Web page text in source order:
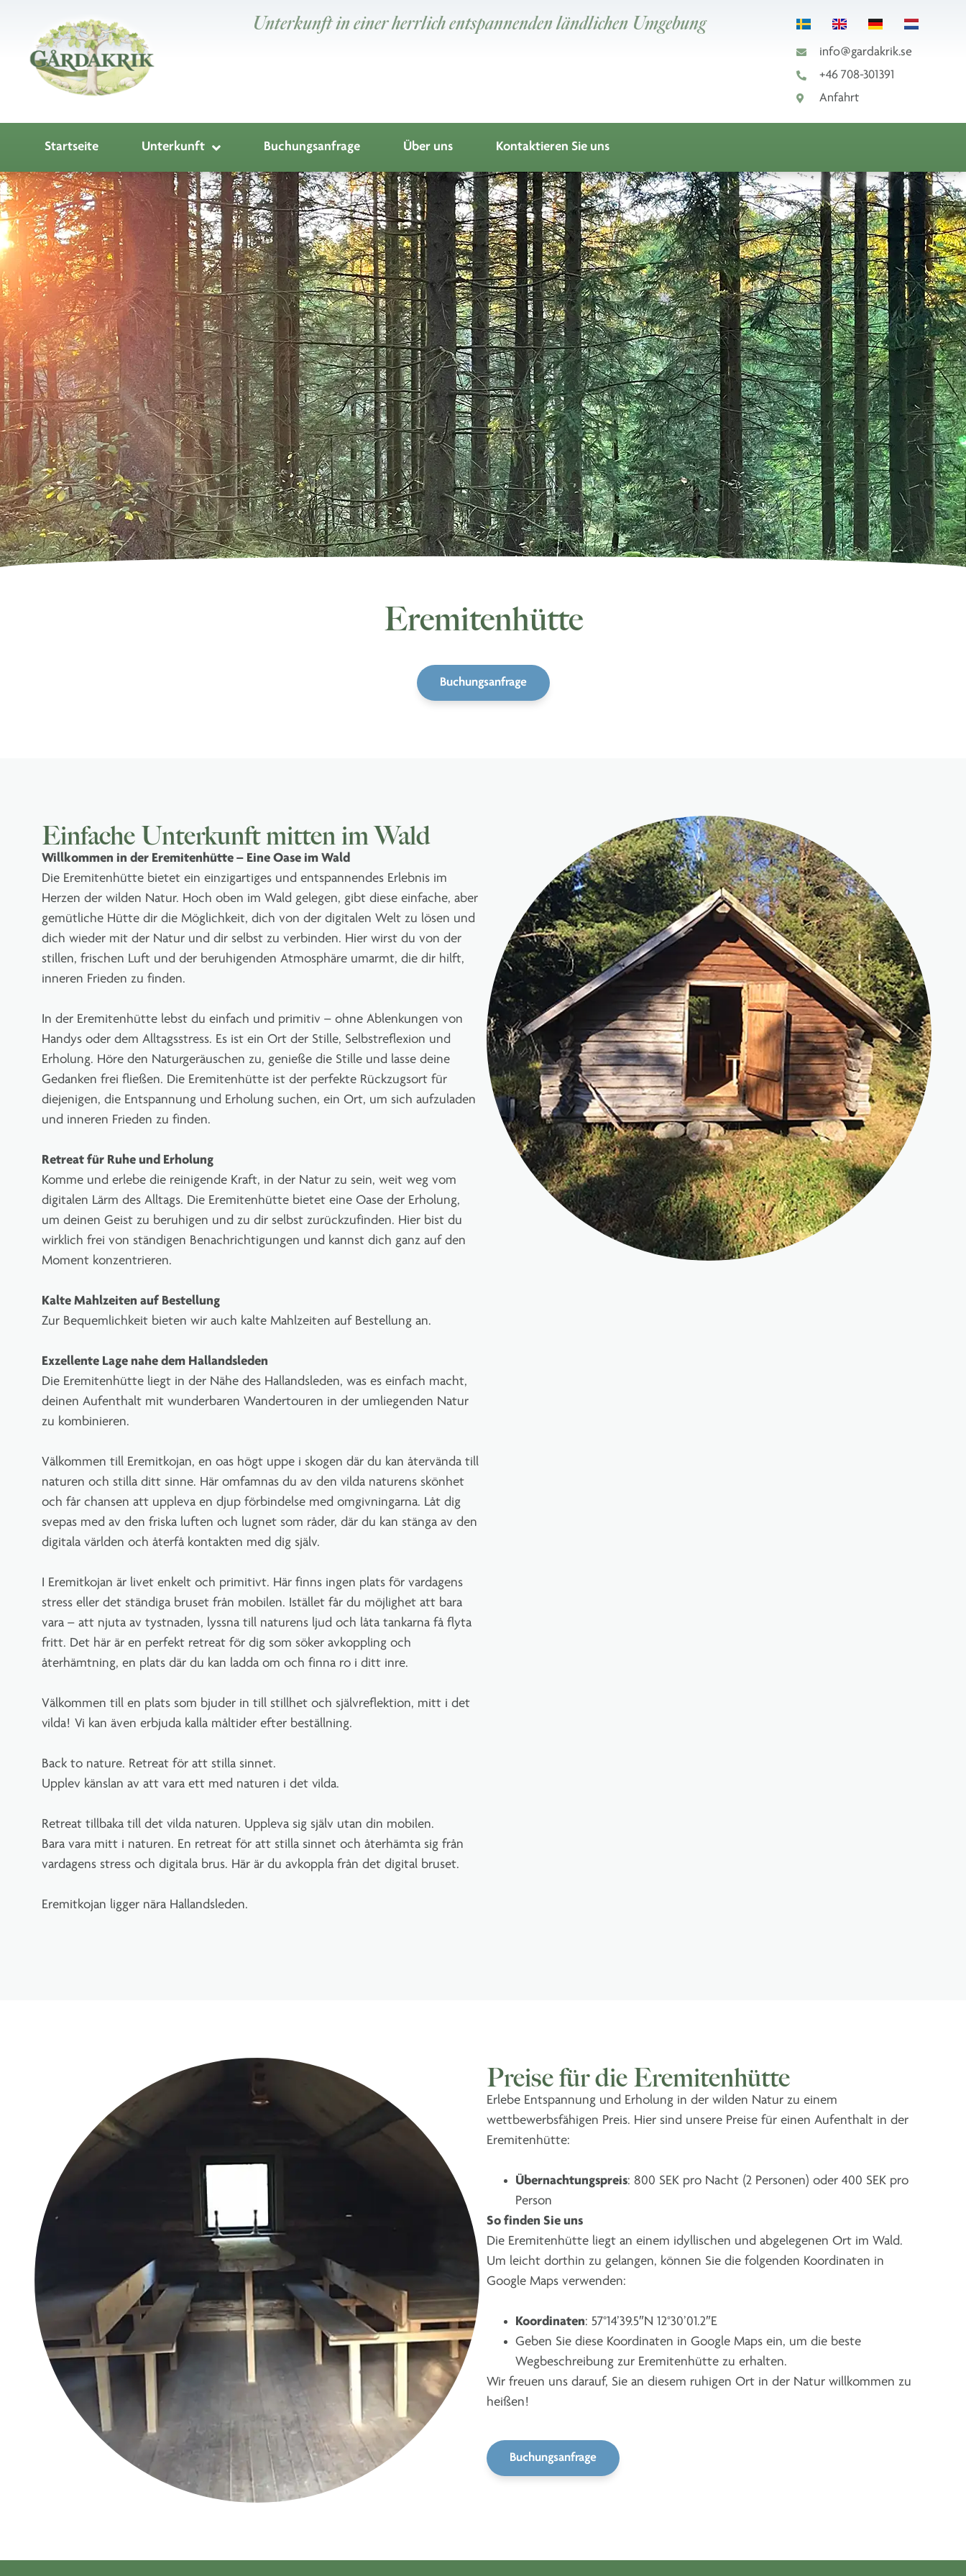
Unterkunft in einer herrlich entspannenden ländlichen Umgebung
info@gardakrik.se
+46 708-301391
Anfahrt
Startseite Unterkunft Buchungsanfrage Über uns Kontaktieren Sie uns
Eremitenhütte
Buchungsanfrage
Einfache Unterkunft mitten im Wald
Willkommen in der Eremitenhütte – Eine Oase im Wald
Die Eremitenhütte bietet ein einzigartiges und entspannendes Erlebnis im
Herzen der wilden Natur. Hoch oben im Wald gelegen, gibt diese einfache, aber
gemütliche Hütte dir die Möglichkeit, dich von der digitalen Welt zu lösen und
dich wieder mit der Natur und dir selbst zu verbinden. Hier wirst du von der
stillen, frischen Luft und der beruhigenden Atmosphäre umarmt, die dir hilft,
inneren Frieden zu finden.
In der Eremitenhütte lebst du einfach und primitiv – ohne Ablenkungen von
Handys oder dem Alltagsstress. Es ist ein Ort der Stille, Selbstreflexion und
Erholung. Höre den Naturgeräuschen zu, genieße die Stille und lasse deine
Gedanken frei fließen. Die Eremitenhütte ist der perfekte Rückzugsort für
diejenigen, die Entspannung und Erholung suchen, ein Ort, um sich aufzuladen
und inneren Frieden zu finden.
Retreat für Ruhe und Erholung
Komme und erlebe die reinigende Kraft, in der Natur zu sein, weit weg vom
digitalen Lärm des Alltags. Die Eremitenhütte bietet eine Oase der Erholung,
um deinen Geist zu beruhigen und zu dir selbst zurückzufinden. Hier bist du
wirklich frei von ständigen Benachrichtigungen und kannst dich ganz auf den
Moment konzentrieren.
Kalte Mahlzeiten auf Bestellung
Zur Bequemlichkeit bieten wir auch kalte Mahlzeiten auf Bestellung an.
Exzellente Lage nahe dem Hallandsleden
Die Eremitenhütte liegt in der Nähe des Hallandsleden, was es einfach macht,
deinen Aufenthalt mit wunderbaren Wandertouren in der umliegenden Natur
zu kombinieren.
Välkommen till Eremitkojan, en oas högt uppe i skogen där du kan återvända till
naturen och stilla ditt sinne. Här omfamnas du av den vilda naturens skönhet
och får chansen att uppleva en djup förbindelse med omgivningarna. Låt dig
svepas med av den friska luften och lugnet som råder, där du kan stänga av den
digitala världen och återfå kontakten med dig själv.
I Eremitkojan är livet enkelt och primitivt. Här finns ingen plats för vardagens
stress eller det ständiga bruset från mobilen. Istället får du möjlighet att bara
vara – att njuta av tystnaden, lyssna till naturens ljud och låta tankarna få flyta
fritt. Det här är en perfekt retreat för dig som söker avkoppling och
återhämtning, en plats där du kan ladda om och finna ro i ditt inre.
Välkommen till en plats som bjuder in till stillhet och självreflektion, mitt i det
vilda! Vi kan även erbjuda kalla måltider efter beställning.
Back to nature. Retreat för att stilla sinnet.
Upplev känslan av att vara ett med naturen i det vilda.
Retreat tillbaka till det vilda naturen. Uppleva sig själv utan din mobilen.
Bara vara mitt i naturen. En retreat för att stilla sinnet och återhämta sig från
vardagens stress och digitala brus. Här är du avkoppla från det digital bruset.
Eremitkojan ligger nära Hallandsleden.
Preise für die Eremitenhütte
Erlebe Entspannung und Erholung in der wilden Natur zu einem
wettbewerbsfähigen Preis. Hier sind unsere Preise für einen Aufenthalt in der
Eremitenhütte:
Übernachtungspreis: 800 SEK pro Nacht (2 Personen) oder 400 SEK pro
Person
So finden Sie uns
Die Eremitenhütte liegt an einem idyllischen und abgelegenen Ort im Wald.
Um leicht dorthin zu gelangen, können Sie die folgenden Koordinaten in
Google Maps verwenden:
Koordinaten: 57°14’39.5″N 12°30’01.2″E
Geben Sie diese Koordinaten in Google Maps ein, um die beste
Wegbeschreibung zur Eremitenhütte zu erhalten.
Wir freuen uns darauf, Sie an diesem ruhigen Ort in der Natur willkommen zu
heißen!
Buchungsanfrage